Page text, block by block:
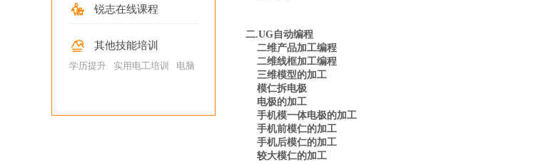
200/SMART全科班 / 西门子
1200PLC全科班 / 欧姆龙CP系
锐志在线课程
其他技能培训
学历提升 实用电工培训
电脑
二.UG自动编程
二维产品加工编程
二维线框加工编程
三维模型的加工
模仁拆电极
电极的加工
手机模一体电极的加工
手机前模仁的加工
手机后模仁的加工
较大模仁的加工